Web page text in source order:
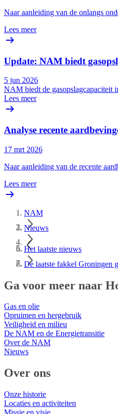
Naar aanleiding van de onlangs
Lees meer
Update: NAM biedt
5 jun 2026
NAM biedt de gasopslagcapaciteit
Lees meer
Analyse recente
17 mrt 2026
Naar aanleiding van de recente
Lees meer
NAM
Nieuws
Het laatste nieuws
De laatste fakkel Groningen
Ga voor meer naar
Gas en olie
Opruimen en hergebruik
Veiligheid en milieu
De NAM en de Energietransitie
Over de NAM
Nieuws
Over ons
Onze historie
Locaties en activiteiten